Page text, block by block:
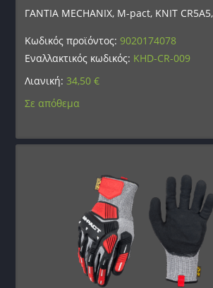
ΓΑΝΤΙΑ MECHANIX, M-pact, KNIT
Κωδικός προϊόντος:9020174078
Εναλλακτικός κωδικός: KHD-CR-009
Λιανική: 34,50€
Σε απόθεμα